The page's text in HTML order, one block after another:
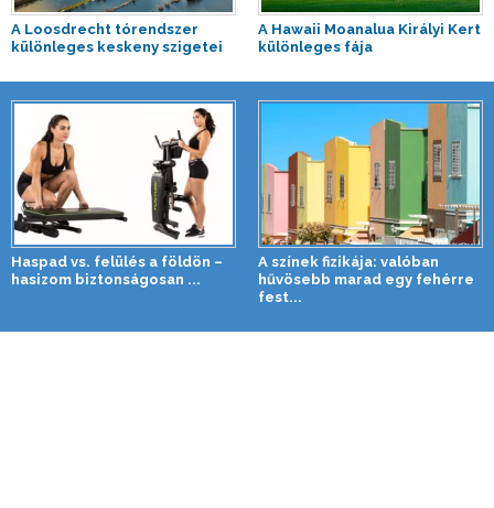
A Loosdrecht tórendszer
különleges keskeny szigetei
A Hawaii Moanalua Királyi Kert
különleges fája
Haspad vs. felülés a földön –
hasizom biztonságosan ...
A színek fizikája: valóban
hűvösebb marad egy fehérre
fest...